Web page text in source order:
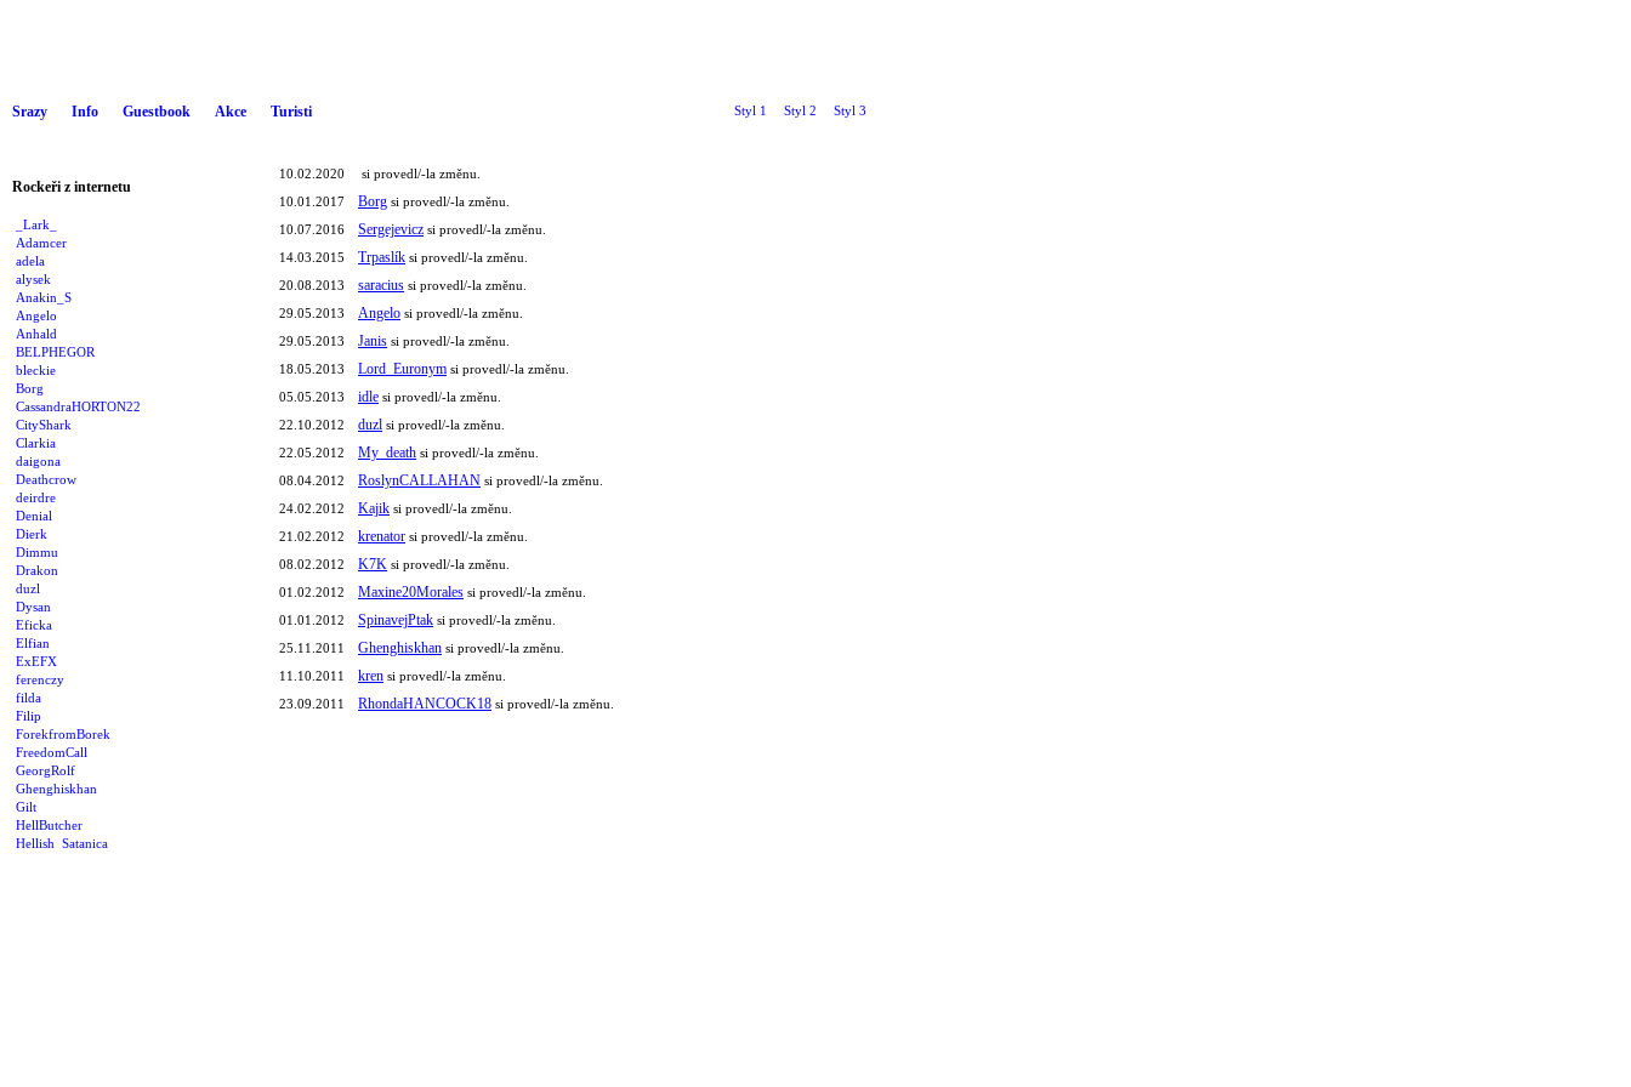
Srazy Info Guestbook Akce Turisti Styl 1 Styl 2 Styl 3
Rockeři z internetu
_Lark_
Adamcer
adela
alysek
Anakin_S
Angelo
Anhald
BELPHEGOR
bleckie
Borg
CassandraHORTON22
CityShark
Clarkia
daigona
Deathcrow
deirdre
Denial
Dierk
Dimmu
Drakon
duzl
Dysan
Eficka
Elfian
ExEFX
ferenczy
filda
Filip
ForekfromBorek
FreedomCall
GeorgRolf
Ghenghiskhan
Gilt
HellButcher
Hellish_Satanica
10.02.2020
si provedl/-la změnu.
10.01.2017
Borg si provedl/-la změnu.
10.07.2016
Sergejevicz si provedl/-la změnu.
14.03.2015
Trpaslík si provedl/-la změnu.
20.08.2013
saracius si provedl/-la změnu.
29.05.2013
Angelo si provedl/-la změnu.
29.05.2013
Janis si provedl/-la změnu.
18.05.2013
Lord_Euronym si provedl/-la změnu.
05.05.2013
idle si provedl/-la změnu.
22.10.2012
duzl si provedl/-la změnu.
22.05.2012
My_death si provedl/-la změnu.
08.04.2012
RoslynCALLAHAN si provedl/-la změnu.
24.02.2012
Kajik si provedl/-la změnu.
21.02.2012
krenator si provedl/-la změnu.
08.02.2012
K7K si provedl/-la změnu.
01.02.2012
Maxine20Morales si provedl/-la změnu.
01.01.2012
SpinavejPtak si provedl/-la změnu.
25.11.2011
Ghenghiskhan si provedl/-la změnu.
11.10.2011
kren si provedl/-la změnu.
23.09.2011
RhondaHANCOCK18 si provedl/-la změnu.